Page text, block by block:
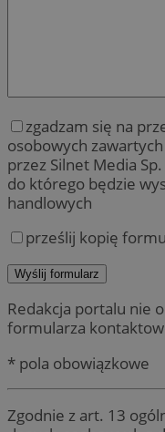
zgadzam się na
osobowych
przez Silnet Media
do którego będzie
handlowych
prześlij kopię
Redakcja portalu nie
formularza
* pola obowiązkowe
Zgodnie z art. 13